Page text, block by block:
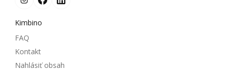
Kimbino
FAQ
Kontakt
Nahlásiť obsah